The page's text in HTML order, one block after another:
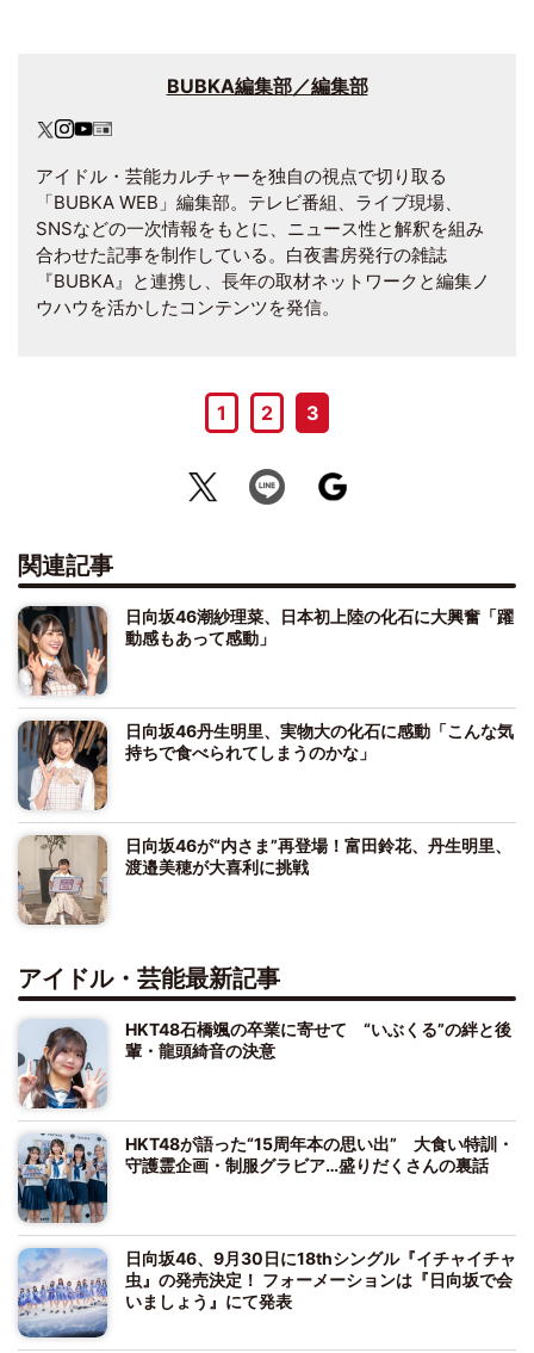
BUBKA編集部／編集部
アイドル・芸能カルチャーを独自の視点で切り取る
「BUBKA WEB」編集部。テレビ番組、ライブ現場、
SNSなどの一次情報をもとに、ニュース性と解釈を組み
合わせた記事を制作している。白夜書房発行の雑誌
『BUBKA』と連携し、長年の取材ネットワークと編集ノ
ウハウを活かしたコンテンツを発信。
1 2 3
関連記事
日向坂46潮紗理菜、日本初上陸の化石に大興奮「躍
動感もあって感動」
日向坂46丹生明里、実物大の化石に感動「こんな気
持ちで食べられてしまうのかな」
日向坂46が“内さま”再登場！富田鈴花、丹生明里、
渡邉美穂が大喜利に挑戦
アイドル・芸能最新記事
HKT48石橋颯の卒業に寄せて “いぶくる”の絆と後
輩・龍頭綺音の決意
HKT48が語った“15周年本の思い出” 大食い特訓・
守護霊企画・制服グラビア…盛りだくさんの裏話
日向坂46、9月30日に18thシングル『イチャイチャ
虫』の発売決定！ フォーメーションは『日向坂で会
いましょう』にて発表